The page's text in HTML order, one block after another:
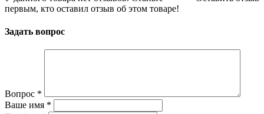
первым, кто оставил отзыв об этом товаре!
Задать вопрос
Вопрос *
Ваше имя *